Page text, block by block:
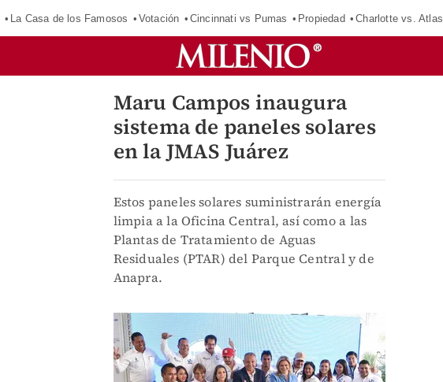
La Casa de los Famosos Votación Cincinnati vs Pumas Propiedad Charlotte vs. Atlas
Maru Campos inaugura
sistema de paneles solares
en la JMAS Juárez
Estos paneles solares suministrarán energía
limpia a la Oficina Central, así como a las
Plantas de Tratamiento de Aguas
Residuales (PTAR) del Parque Central y de
Anapra.